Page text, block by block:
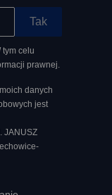
tym celu
prawnej.
danych
jest
JANUSZ